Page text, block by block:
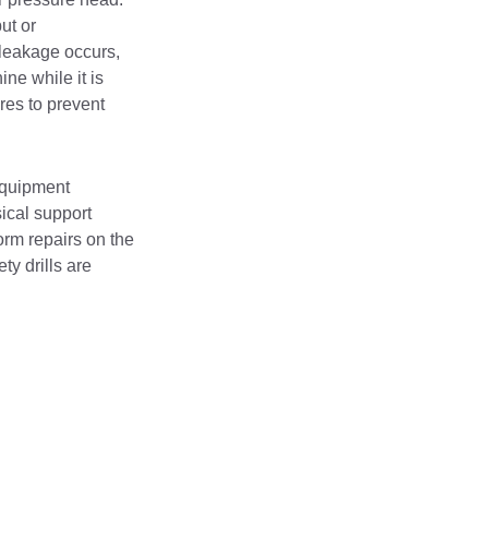
or
occurs,
while it is
to prevent
support
repairs on the
drills are